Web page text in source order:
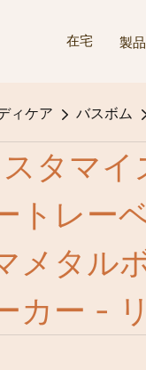
在宅 製品
ィケア バスボム